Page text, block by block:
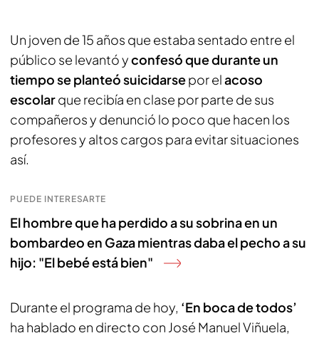
Un joven de 15 años que estaba sentado entre el
público se levantó yconfesó que durante un
tiempo se planteó suicidarsepor elacoso
escolarque recibía en clase por parte de sus
compañeros y denunció lo poco que hacen los
profesores y altos cargos para evitar situaciones
así.
PUEDE INTERESARTE
El hombre que ha perdido a su sobrina en un
bombardeo en Gaza mientras daba el pecho a su
hijo: "El bebé está bien"
Durante el programa de hoy, ‘En boca de todos’
ha hablado en directo con José Manuel Viñuela,